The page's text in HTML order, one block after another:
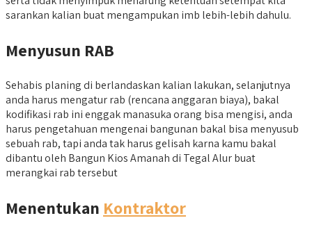
sarankan kalian buat mengampukan imb lebih-lebih dahulu.
Menyusun RAB
Sehabis planing di berlandaskan kalian lakukan, selanjutnya
anda harus mengatur rab (rencana anggaran biaya), bakal
kodifikasi rab ini enggak manasuka orang bisa mengisi, anda
harus pengetahuan mengenai bangunan bakal bisa menyusub
sebuah rab, tapi anda tak harus gelisah karna kamu bakal
dibantu oleh Bangun Kios Amanah di Tegal Alur buat
merangkai rab tersebut
Menentukan Kontraktor